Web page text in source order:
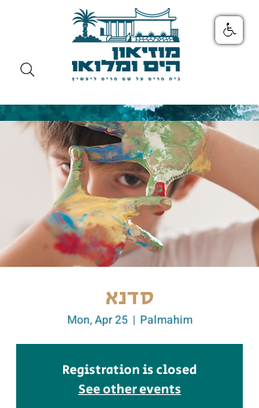
סדנא
Mon, Apr 25
  |
Palmahim
Registration is closed
See other events